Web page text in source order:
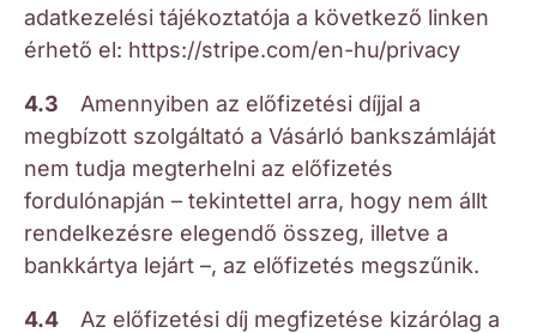
adatkezelési tájékoztatója a következő linken
érhető el: https://stripe.com/en-hu/privacy
4.3 Amennyiben az előfizetési díjjal a
megbízott szolgáltató a Vásárló bankszámláját
nem tudja megterhelni az előfizetés
fordulónapján – tekintettel arra, hogy nem állt
rendelkezésre elegendő összeg, illetve a
bankkártya lejárt –, az előfizetés megszűnik.
4.4 Az előfizetési díj megfizetése kizárólag a